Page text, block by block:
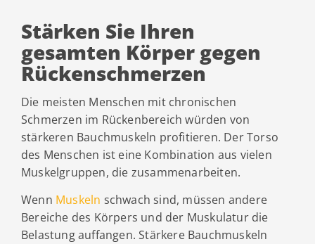
Stärken Sie Ihren
gesamten Körper gegen
Rückenschmerzen
Die meisten Menschen mit chronischen
Schmerzen im Rückenbereich würden von
stärkeren Bauchmuskeln profitieren. Der Torso
des Menschen ist eine Kombination aus vielen
Muskelgruppen, die zusammenarbeiten.
Wenn Muskeln schwach sind, müssen andere
Bereiche des Körpers und der Muskulatur die
Belastung auffangen. Stärkere Bauchmuskeln